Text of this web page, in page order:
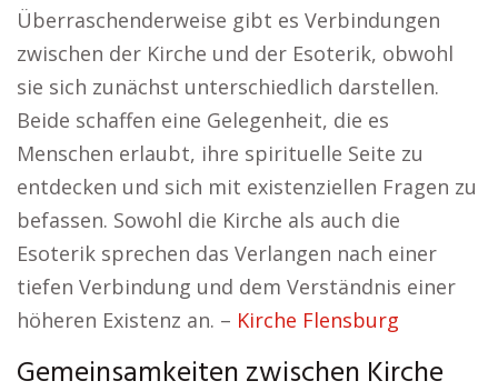
Überraschenderweise gibt es Verbindungen
zwischen der Kirche und der Esoterik, obwohl
sie sich zunächst unterschiedlich darstellen.
Beide schaffen eine Gelegenheit, die es
Menschen erlaubt, ihre spirituelle Seite zu
entdecken und sich mit existenziellen Fragen zu
befassen. Sowohl die Kirche als auch die
Esoterik sprechen das Verlangen nach einer
tiefen Verbindung und dem Verständnis einer
höheren Existenz an. – Kirche Flensburg
Gemeinsamkeiten zwischen Kirche